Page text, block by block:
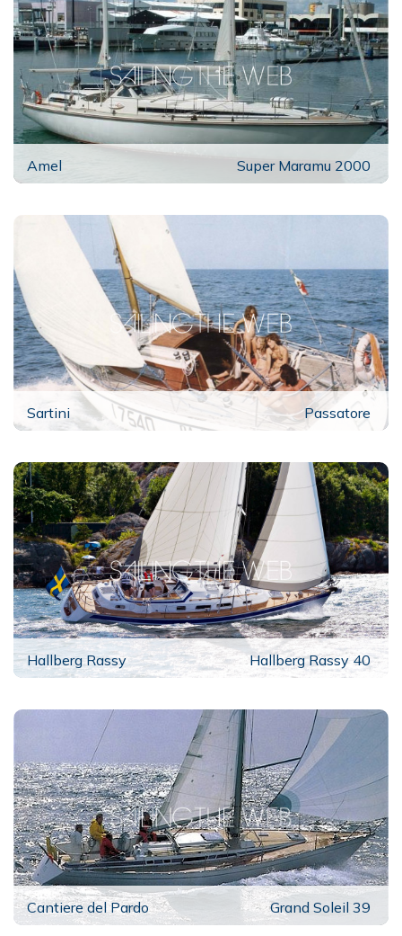
Amel Super Maramu 2000
Sartini Passatore
Hallberg Rassy Hallberg Rassy 40
Cantiere del Pardo Grand Soleil 39